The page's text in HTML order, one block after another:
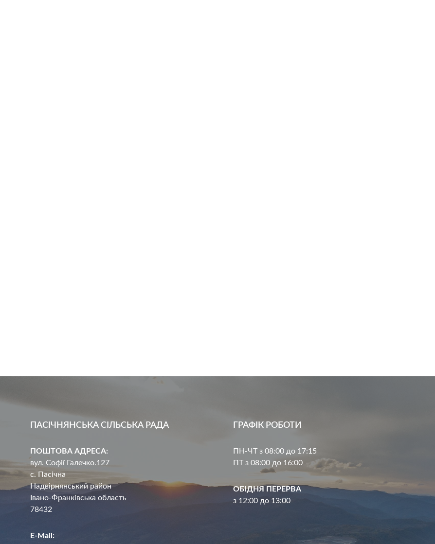
ПАСІЧНЯНСЬКА СІЛЬСЬКА РАДА
ПОШТОВА АДРЕСА:
вул. Софії Галечко.127
с. Пасічна
Надвірнянський район
Івано-Франківська область
78432
E-Mail:
ГРАФІК РОБОТИ
ПН-ЧТ з 08:00 до 17:15
ПТ з 08:00 до 16:00
ОБІДНЯ ПЕРЕРВА
з 12:00 до 13:00